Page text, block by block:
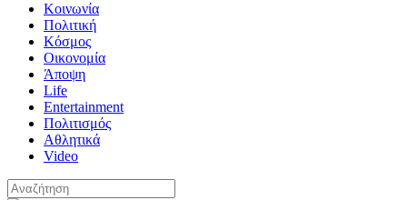
Κοινωνία
Πολιτική
Κόσμος
Οικονομία
Άποψη
Life
Entertainment
Πολιτισμός
Αθλητικά
Video